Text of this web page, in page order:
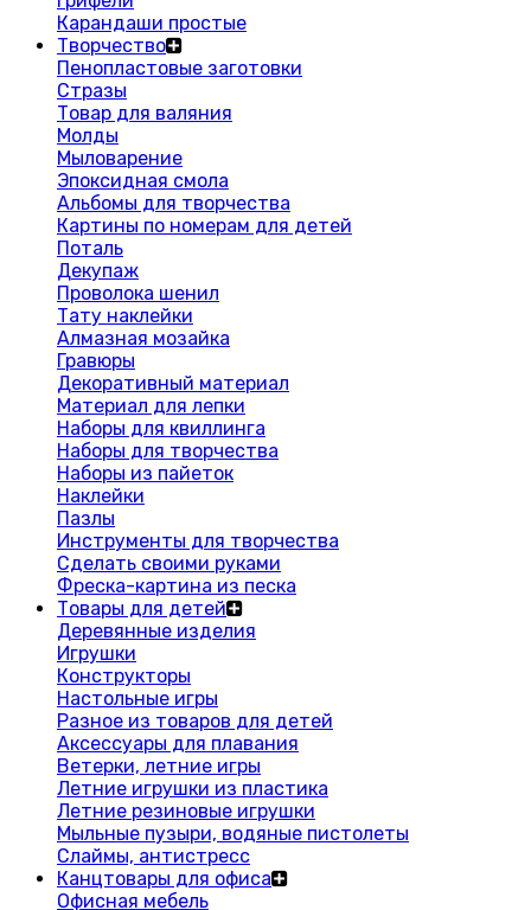
Карандаши простые
Творчество
Пенопластовые заготовки
Стразы
Товар для валяния
Молды
Мыловарение
Эпоксидная смола
Альбомы для творчества
Картины по номерам для детей
Поталь
Декупаж
Проволока шенил
Тату наклейки
Алмазная мозайка
Гравюры
Декоративный материал
Материал для лепки
Наборы для квиллинга
Наборы для творчества
Наборы из пайеток
Наклейки
Пазлы
Инструменты для творчества
Сделать своими руками
Фреска-картина из песка
Товары для детей
Деревянные изделия
Игрушки
Конструкторы
Настольные игры
Разное из товаров для детей
Аксессуары для плавания
Ветерки, летние игры
Летние игрушки из пластика
Летние резиновые игрушки
Мыльные пузыри, водяные пистолеты
Слаймы, антистресс
Канцтовары для офиса
Офисная мебель